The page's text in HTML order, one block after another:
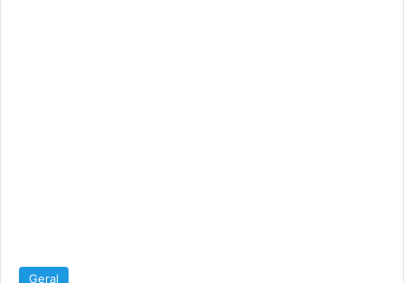
Geral